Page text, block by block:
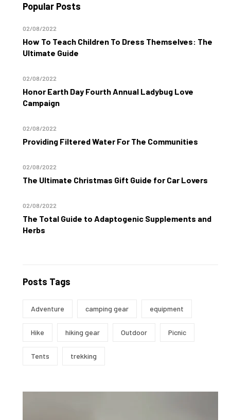
Popular Posts
How To Teach Children To Dress Themselves: The
Ultimate Guide
02/08/2022
Honor Earth Day Fourth Annual Ladybug Love
Campaign
02/08/2022
Providing Filtered Water For The Communities
02/08/2022
The Ultimate Christmas Gift Guide for Car Lovers
02/08/2022
The Total Guide to Adaptogenic Supplements and
Herbs
02/08/2022
Posts Tags
Adventure camping gear equipment
Hike hiking gear Outdoor Picnic
Tents trekking